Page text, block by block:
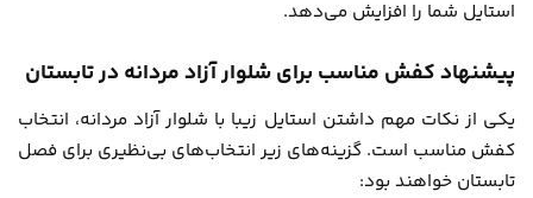
استایل شما را افزایش می‌دهد.
پیشنهاد کفش مناسب برای شلوار آزاد مردانه در تابستان
یکی از نکات مهم داشتن استایل زیبا با شلوار آزاد مردانه، انتخاب
کفش مناسب است. گزینه‌های زیر انتخاب‌های بی‌نظیری برای فصل
تابستان خواهند بود: